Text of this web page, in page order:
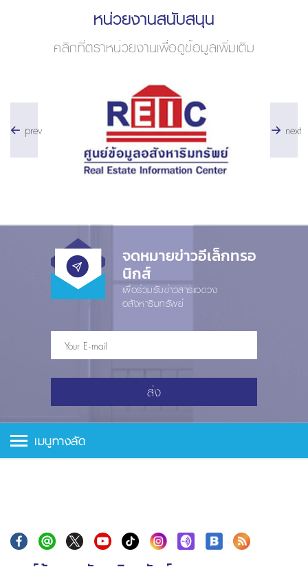
หน่วยงานสนับสนุน
คลิกที่ตราหน่วยงานเพื่อดูข้อมูลเพิ่มเติม
prev next
จดหมายข่าวอีเล็กทรอ
นิกส์
เพื่อร่วมรับข่าวสารแวดวง
อสังหาริมทรัพย์
ส่ง
เมนูทางลัด